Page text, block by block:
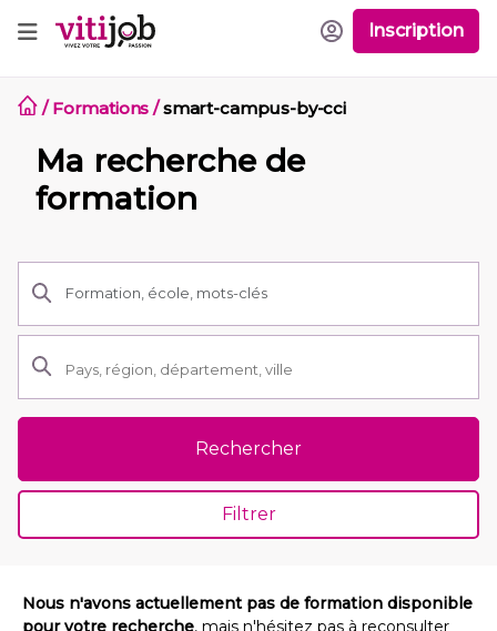
Inscription
/Formations /smart-campus-by-cci
Ma recherche de
formation
Rechercher
Filtrer
Nous n'avons actuellement pas de formation disponible
pour votre recherche, mais n'hésitez pas à reconsulter